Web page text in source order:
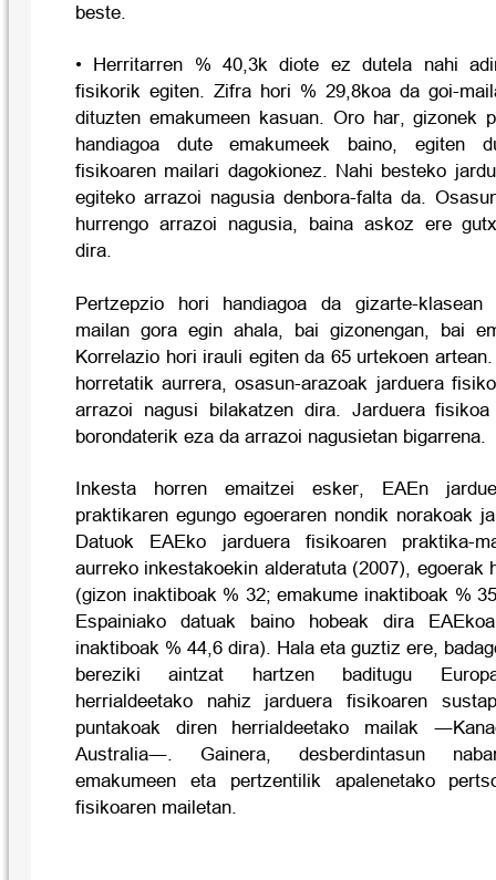
beste.
• Herritarren % 40,3k diote ez dutela nahi
fisikorik egiten. Zifra hori % 29,8koa da goi-
dituzten emakumeen kasuan. Oro har, gizonek
handiagoa dute emakumeek baino, egiten
fisikoaren mailari dagokionez. Nahi besteko
egiteko arrazoi nagusia denbora-falta da.
hurrengo arrazoi nagusia, baina askoz ere
dira.
Pertzepzio hori handiagoa da gizarte-
mailan gora egin ahala, bai gizonengan, bai
Korrelazio hori irauli egiten da 65 urtekoen
horretatik aurrera, osasun-arazoak jarduera
arrazoi nagusi bilakatzen dira. Jarduera fisikoa
borondaterik eza da arrazoi nagusietan bigarrena.
Inkesta horren emaitzei esker, EAEn
praktikaren egungo egoeraren nondik norakoak
Datuok EAEko jarduera fisikoaren praktika-
aurreko inkestakoekin alderatuta (2007), egoerak
(gizon inaktiboak % 32; emakume inaktiboak %
Espainiako datuak baino hobeak dira
inaktiboak % 44,6 dira). Hala eta guztiz ere,
bereziki aintzat hartzen baditugu
herrialdeetako nahiz jarduera fisikoaren
puntakoak diren herrialdeetako mailak
Australia―. Gainera, desberdintasun
emakumeen eta pertzentilik apalenetako
fisikoaren mailetan.